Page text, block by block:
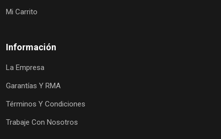
Mi Carrito
Información
La Empresa
Garantías Y RMA
Términos Y Condiciones
Trabaje Con Nosotros